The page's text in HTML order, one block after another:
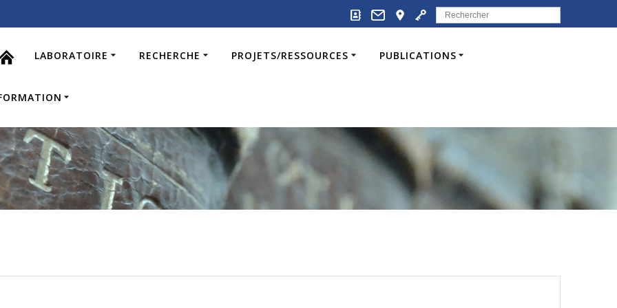
Search
for:
LABORATOIRE RECHERCHE PROJETS/RESSOURCES PUBLICATIONS